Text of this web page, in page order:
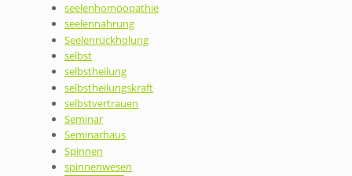
seelenhomöopathie
seelennahrung
Seelenrückholung
selbst
selbstheilung
selbstheilungskraft
selbstvertrauen
Seminar
Seminarhaus
Spinnen
spinnenwesen